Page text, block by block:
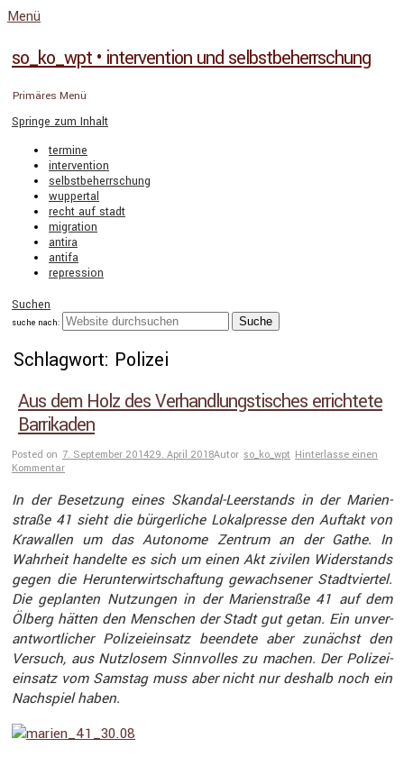
Menü
so_ko_wpt • intervention und selbstbeherrschung
Primäres Menü
Springe zum Inhalt
termine
intervention
selbstbeherrschung
wuppertal
recht auf stadt
migration
antira
antifa
repression
Suchen
suche nach:
Schlagwort: Polizei
Aus dem Holz des Verhandlungstisches errichtete
Barrikaden
Posted on 7. September 201429. April 2018Autor so_ko_wpt Hinterlasse einen
Kommentar
In der Beset­zung eines Skandal-Leerstands in der Marien­
straße 41 sieht die bürger­liche Lokal­presse den Auftakt von
Krawallen um das Autonome Zentrum an der Gathe. In
Wahrheit handelte es sich um einen Akt zivilen Wider­stands
gegen die Herun­ter­wirt­schaf­tung gewach­sener Stadt­viertel.
Die geplanten Nutzungen in der Marien­straße 41 auf dem
Ölberg hätten den Menschen der Stadt gut getan. Ein unver­
ant­wort­li­cher Polizei­ein­satz beendete aber zunächst den
Versuch, aus Nutzlosem Sinnvolles zu machen. Der Polizei­
ein­satz vom Samstag muss aber nicht nur deshalb noch ein
Nachspiel haben.